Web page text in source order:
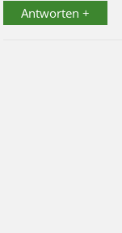
Antworten +